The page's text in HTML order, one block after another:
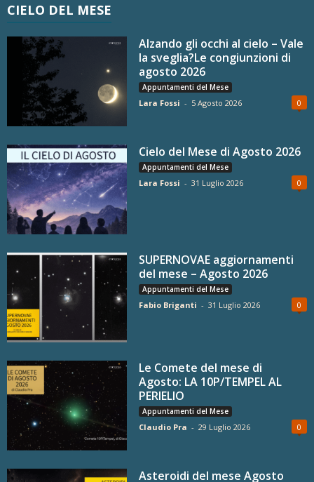
CIELO DEL MESE
Alzando gli occhi al cielo – Vale
la sveglia?Le congiunzioni di
agosto 2026
Appuntamenti del Mese
Lara Fossi - 5 Agosto 2026 0
Cielo del Mese di Agosto 2026
Appuntamenti del Mese
Lara Fossi - 31 Luglio 2026 0
SUPERNOVAE aggiornamenti
del mese – Agosto 2026
Appuntamenti del Mese
Fabio Briganti - 31 Luglio 2026 0
Le Comete del mese di
Agosto: LA 10P/TEMPEL AL
PERIELIO
Appuntamenti del Mese
Claudio Pra - 29 Luglio 2026 0
Asteroidi del mese Agosto